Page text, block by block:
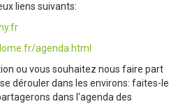
liens suivants:
agenda.html
ou vous souhaitez nous faire part
dérouler dans les environs: faites-le
dans l'agenda des